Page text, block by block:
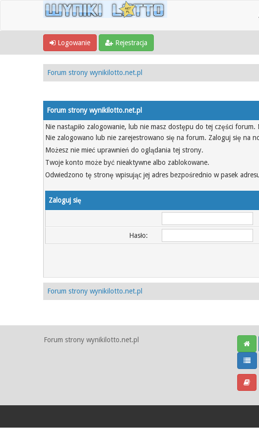
Logowanie Rejestracja
Forum strony wynikilotto.net.pl
Forum strony wynikilotto.net.pl
Nie nastąpiło zalogowanie, lub nie masz dostępu do tej części
Nie zalogowano lub nie zarejestrowano się na forum. Zaloguj się na
Możesz nie mieć uprawnień do oglądania tej strony.
Twoje konto może być nieaktywne albo zablokowane.
Odwiedzono tę stronę wpisując jej adres bezpośrednio w pasek
Zaloguj się
Hasło:
Forum strony wynikilotto.net.pl
Forum strony wynikilotto.net.pl